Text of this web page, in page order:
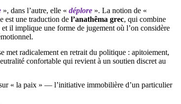
», dans l’autre, elle « déplore ». La notion de «
est une traduction de l’anathêma grec, qui combine
il implique une forme de jugement où l’on considère
met radicalement en retrait du politique : apitoiement,
confortable qui revient à un soutien discret au
« la paix » — l’initiative immobilière d’un particulier